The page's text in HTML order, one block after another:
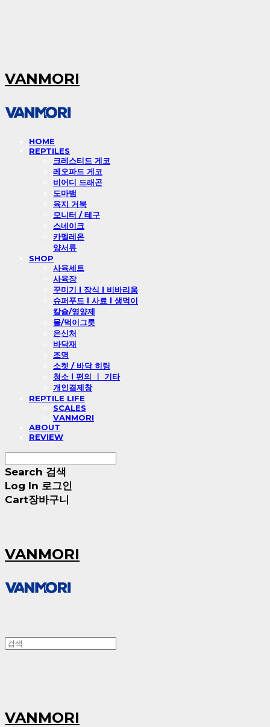
VANMORI
HOME
REPTILES
크레스티드 게코
레오파드 게코
비어디 드래곤
도마뱀
육지 거북
모니터 / 테구
스네이크
카멜레온
양서류
SHOP
사육세트
사육장
꾸미기 l 장식 l 비바리움
슈퍼푸드 l 사료 l 생먹이
칼슘/영양제
물/먹이그릇
은신처
바닥재
조명
소켓 / 바닥 히팅
청소 l 편의 ㅣ 기타
개인결제창
REPTILE LIFE
SCALES
VANMORI
ABOUT
REVIEW
Search 검색
Log In 로그인
Cart장바구니
VANMORI
VANMORI